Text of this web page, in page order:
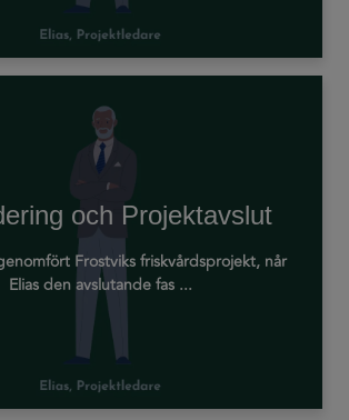
och Projektavslut
Frostviks friskvårdsprojekt, når
Elias den avslutande fas ...